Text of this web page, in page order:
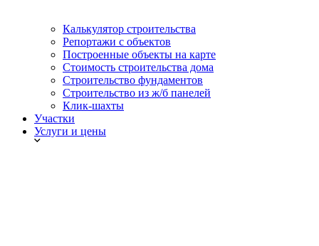
Калькулятор строительства
Репортажи с объектов
Построенные объекты на карте
Стоимость строительства дома
Строительство фундаментов
Строительство из ж/б панелей
Клик-шахты
Участки
Услуги и цены